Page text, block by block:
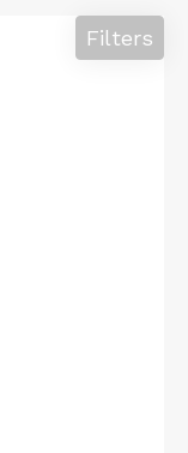
Filters